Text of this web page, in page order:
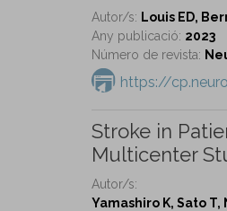
Autor/s: Louis ED,
Any publicació: 2023
Número de revista:
https://
Stroke in
Multicenter
Autor/s:
Yamashiro K, Sato T,